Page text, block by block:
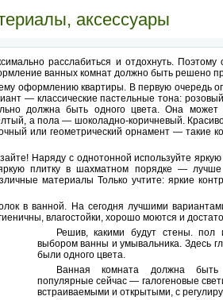
аксессуары
расслабиться и отдохнуть.
ванных комнат должно быть решено
оформлению квартиры. В первую очередь
— классические пастельные тона:
должна быть одного цвета. Она может
а пола — шоколадно-коричневый.
или геометрический орнамент — такие
Наряду с однотонной используйте
плитку в шахматном порядке — лучше
материалы Только учтите: яркие
в ванной. На сегодня лучшими
влагостойки, хорошо моются и
Решив, какими будут стены. пол
выбором ванны и умывальника. Здесь
были одного цвета.
Ванная комната должна
популярные сейчас — галогеновые
встраиваемыми и открытыми, с